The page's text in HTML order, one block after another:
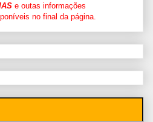
e outas informações
no final da página.